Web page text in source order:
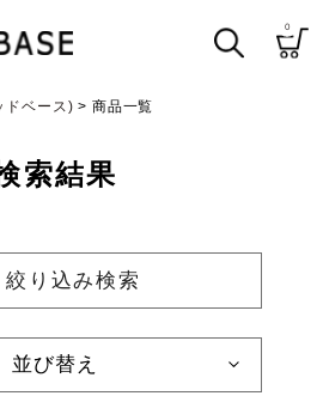
0
ドベース) 商品一覧
索結果
絞り込み検索
並び替え